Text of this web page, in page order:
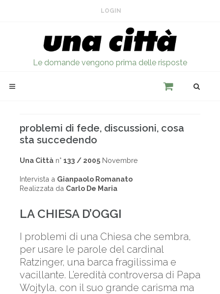
LOGIN
Le domande vengono prima delle risposte
problemi di fede, discussioni, cosa
sta succedendo
Una Città n° 133 / 2005 Novembre
Intervista a Gianpaolo Romanato
Realizzata da Carlo De Maria
LA CHIESA D’OGGI
I problemi di una Chiesa che sembra,
per usare le parole del cardinal
Ratzinger, una barca fragilissima e
vacillante. L’eredità controversa di Papa
Wojtyla, con il suo grande carisma ma